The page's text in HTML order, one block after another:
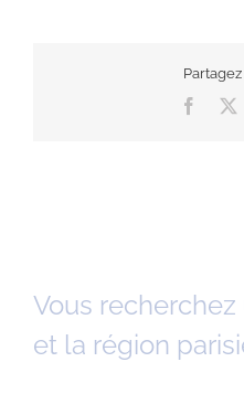
Vous recherchez
et la région